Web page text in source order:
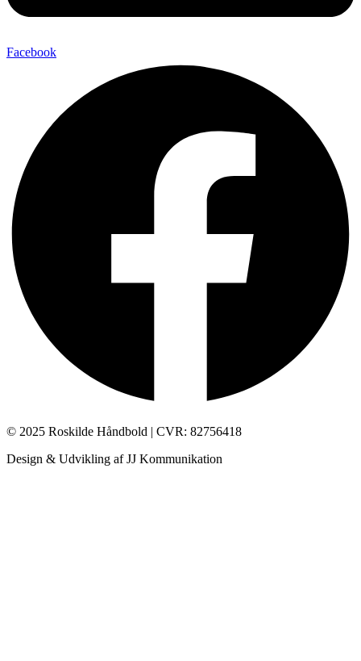
Facebook
© 2025 Roskilde Håndbold | CVR: 82756418
Design & Udvikling af JJ Kommunikation